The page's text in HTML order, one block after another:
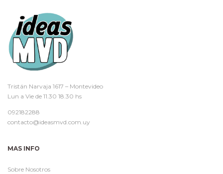
Tristán Narvaja 1617 – Montevideo
Lun a Vie de 11.30 18.30 hs
092182288
contacto@ideasmvd.com.uy
MAS INFO
Sobre Nosotros